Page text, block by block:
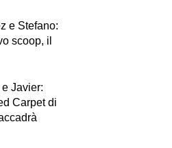
e Stefano:
scoop, il
Javier:
Carpet di